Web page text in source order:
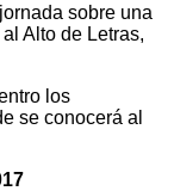
sobre una
Alto de Letras,
los
se conocerá al
2017